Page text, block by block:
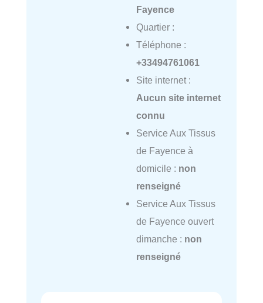
Fayence
Quartier :
Téléphone :
+33494761061
Site internet :
Aucun site internet
connu
Service Aux Tissus
de Fayence à
domicile : non
renseigné
Service Aux Tissus
de Fayence ouvert
dimanche : non
renseigné